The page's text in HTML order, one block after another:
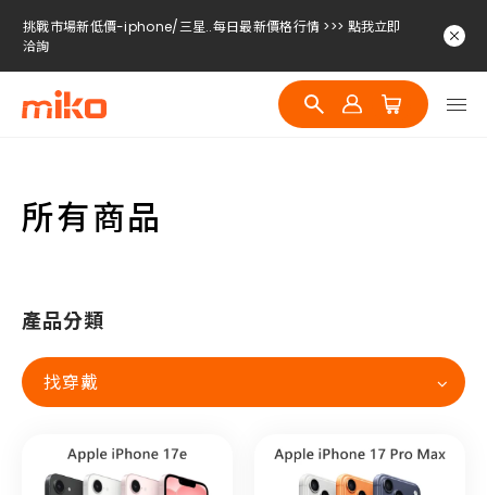
挑戰市場新低價-iphone/三星..每日最新價格行情 >>> 點我立即
洽詢
挑戰市場新低價-iphone/三星..每日最新價格行情 >>> 點我立即
洽詢
挑戰市場新低價-iphone/三星..每日最新價格行情 >>> 點我立即
所有商品
產品分類
找穿戴